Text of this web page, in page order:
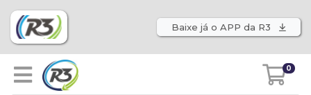
Baixe já o APP da R3
0